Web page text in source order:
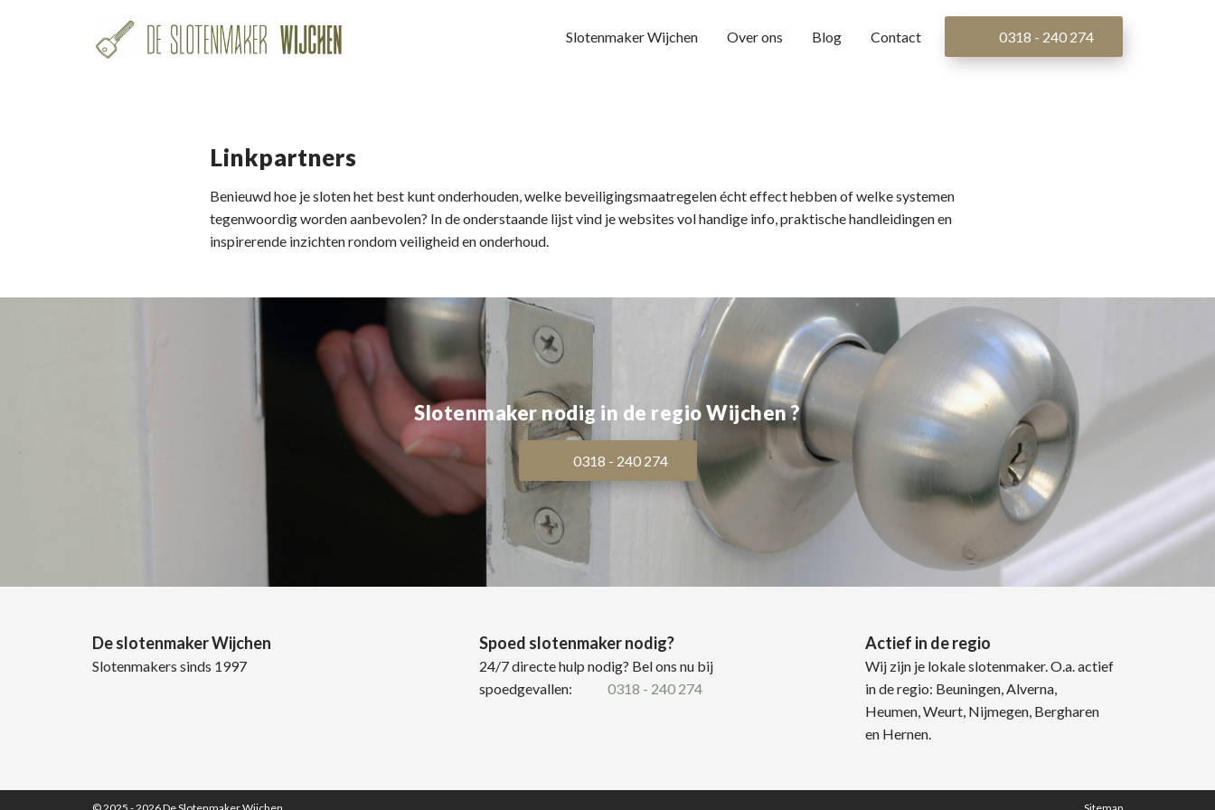
Slotenmaker Wijchen Over ons Blog Contact 0318 - 240 274
Linkpartners
Benieuwd hoe je sloten het best kunt onderhouden, welke beveiligingsmaatregelen écht effect hebben of welke systemen
tegenwoordig worden aanbevolen? In de onderstaande lijst vind je websites vol handige info, praktische handleidingen en
inspirerende inzichten rondom veiligheid en onderhoud.
Slotenmaker nodig in de regio Wijchen ?
0318 - 240 274
De slotenmaker Wijchen
Slotenmakers sinds 1997
Spoed slotenmaker nodig?
24/7 directe hulp nodig? Bel ons nu bij
spoedgevallen:
0318 - 240 274
Actief in de regio
Wij zijn je lokale slotenmaker. O.a. actief
in de regio: Beuningen, Alverna,
Heumen, Weurt, Nijmegen, Bergharen
en Hernen.